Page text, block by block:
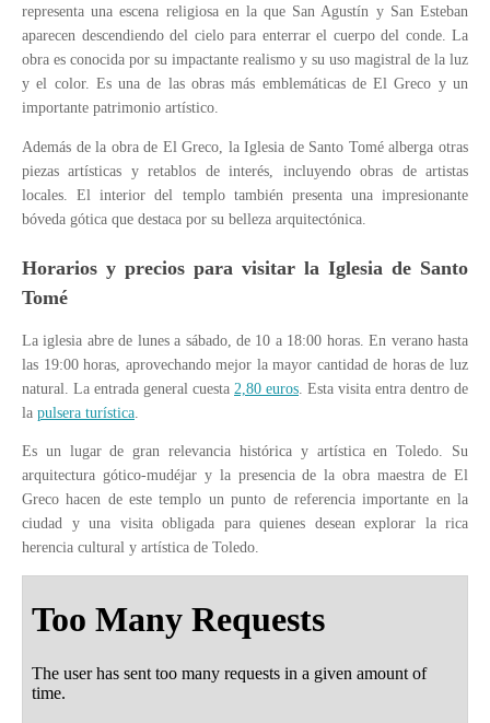
representa una escena religiosa en la que San Agustín y San Esteban
aparecen descendiendo del cielo para enterrar el cuerpo del conde. La
obra es conocida por su impactante realismo y su uso magistral de la luz
y el color. Es una de las obras más emblemáticas de El Greco y un
importante patrimonio artístico.
Además de la obra de El Greco, la Iglesia de Santo Tomé alberga otras
piezas artísticas y retablos de interés, incluyendo obras de artistas
locales. El interior del templo también presenta una impresionante
bóveda gótica que destaca por su belleza arquitectónica.
Horarios y precios para visitar la Iglesia de Santo
Tomé
La iglesia abre de lunes a sábado, de 10 a 18:00 horas. En verano hasta
las 19:00 horas, aprovechando mejor la mayor cantidad de horas de luz
natural. La entrada general cuesta 2,80 euros . Esta visita entra dentro de
la pulsera turística
Es un lugar de gran relevancia histórica y artística en Toledo. Su
arquitectura gótico-mudéjar y la presencia de la obra maestra de El
Greco hacen de este templo un punto de referencia importante en la
ciudad y una visita obligada para quienes desean explorar la rica
herencia cultural y artística de Toledo.